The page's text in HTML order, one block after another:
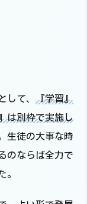
て、 『学習』
は別枠で実施し
生徒の大事な時
のならば全力で